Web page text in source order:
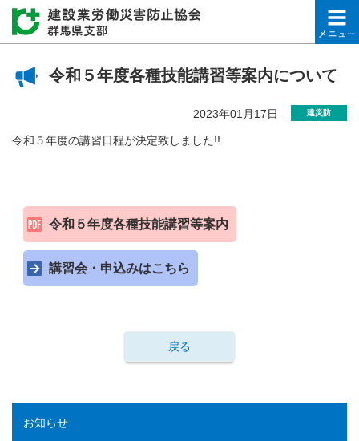
建設業労働災害防止協
令和５年度各種技能講習等案内について
2023年01月17日 建災防
令和５年度の講習日程が決定致しました!!
令和５年度各種技能講習等案内
講習会・申込みはこちら
戻る
お知らせ